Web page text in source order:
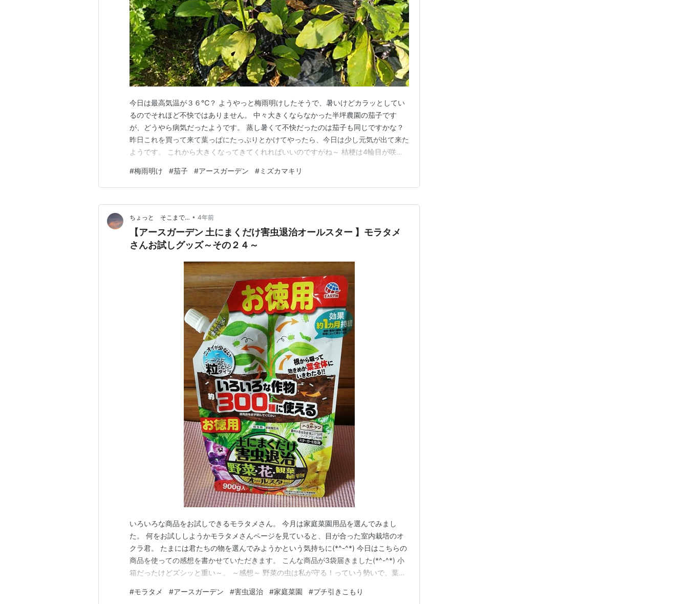
今日は最高気温が３６℃？ ようやっと梅雨明けしたそうで、暑いけどカラッとしてい
るのでそれほど不快ではありません。 中々大きくならなかった半坪農園の茄子です
が、どうやら病気だったようです。 蒸し暑くて不快だったのは茄子も同じですかな？
昨日これを買って来て葉っぱにたっぷりとかけてやったら、今日は少し元気が出て来た
ようです。 これから大きくなってきてくれればいいのですがね～ 桔梗は4輪目が咲き
ょっと出かけて帰って来て、車を降りたらなんか虫が飛んで纏わり付いてきました。
トンボかな？と思いましたがなんか違う。 地面…
#梅雨明け #茄子 #アースガーデン #ミズカマキリ
ちょっと そこまで… • 4年前
【アースガーデン 土にまくだけ害虫退治オールスター 】モラタメ
さんお試しグッズ～その２４～
いろいろな商品をお試しできるモラタメさん。 今月は家庭菜園用品を選んでみまし
た。 何をお試ししようかモラタメさんページを見ていると、目が合った室内栽培のオ
クラ君。 たまには君たちの物を選んでみようかという気持ちに(*^-^*) 今日はこちらの
商品を使っての感想を書かせていただきます。 こんな商品が3袋届きました(*^-^*) 小
箱だったけどズシッと重い～。 ～感想～ 野菜の虫は私が守る！っていう勢いで、葉っ
迷惑な存在かもしれません(^^;) こちらの商品はそんなことをしなくても株の根元に撒
#モラタメ #アースガーデン #害虫退治 #家庭菜園 #プチ引きこもり